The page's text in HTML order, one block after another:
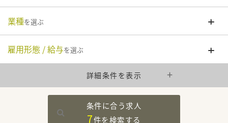
業種を選ぶ
雇用形態 / 給与を選ぶ
詳細条件を表示
条件に合う求人
7件を検索する